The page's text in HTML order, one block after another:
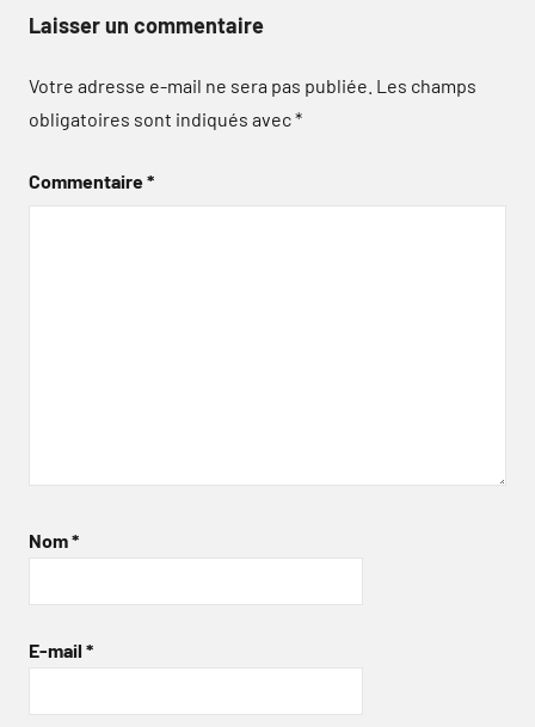
Laisser un commentaire
Votre adresse e-mail ne sera pas publiée. Les champs
obligatoires sont indiqués avec*
Commentaire*
Nom*
E-mail *